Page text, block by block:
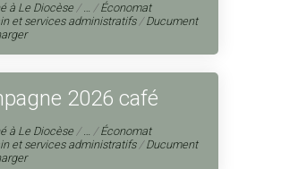
à Le Diocèse /… /Économat
et services administratifs /Ducument
2026 café
à Le Diocèse /… /Économat
et services administratifs /Ducument